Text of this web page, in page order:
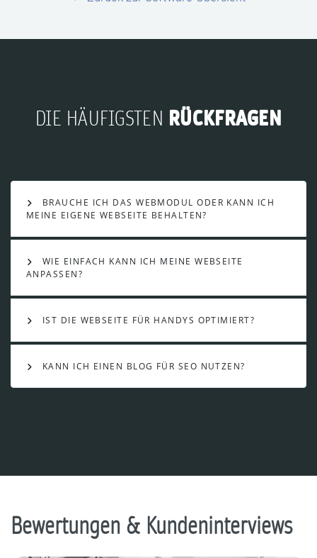
DIE HÄUFIGSTEN RÜCKFRAGEN
BRAUCHE ICH DAS WEBMODUL ODER KANN ICH
MEINE EIGENE WEBSEITE BEHALTEN?
WIE EINFACH KANN ICH MEINE WEBSEITE
ANPASSEN?
IST DIE WEBSEITE FÜR HANDYS OPTIMIERT?
KANN ICH EINEN BLOG FÜR SEO NUTZEN?
Bewertungen & Kundeninterviews